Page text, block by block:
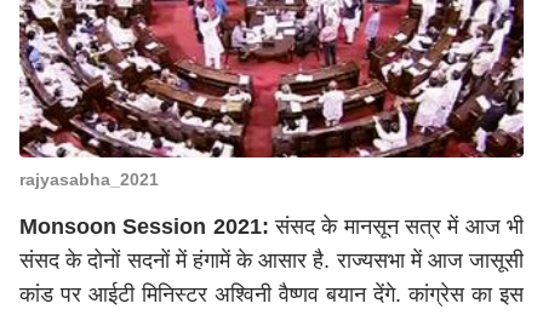
rajyasabha_2021
Monsoon Session 2021:संसद के मानसून सत्र में आज भी
संसद के दोनों सदनों में हंगामें के आसार है. राज्यसभा में आज जासूसी
कांड पर आईटी मिनिस्टर अश्विनी वैष्णव बयान देंगे. कांग्रेस का इस